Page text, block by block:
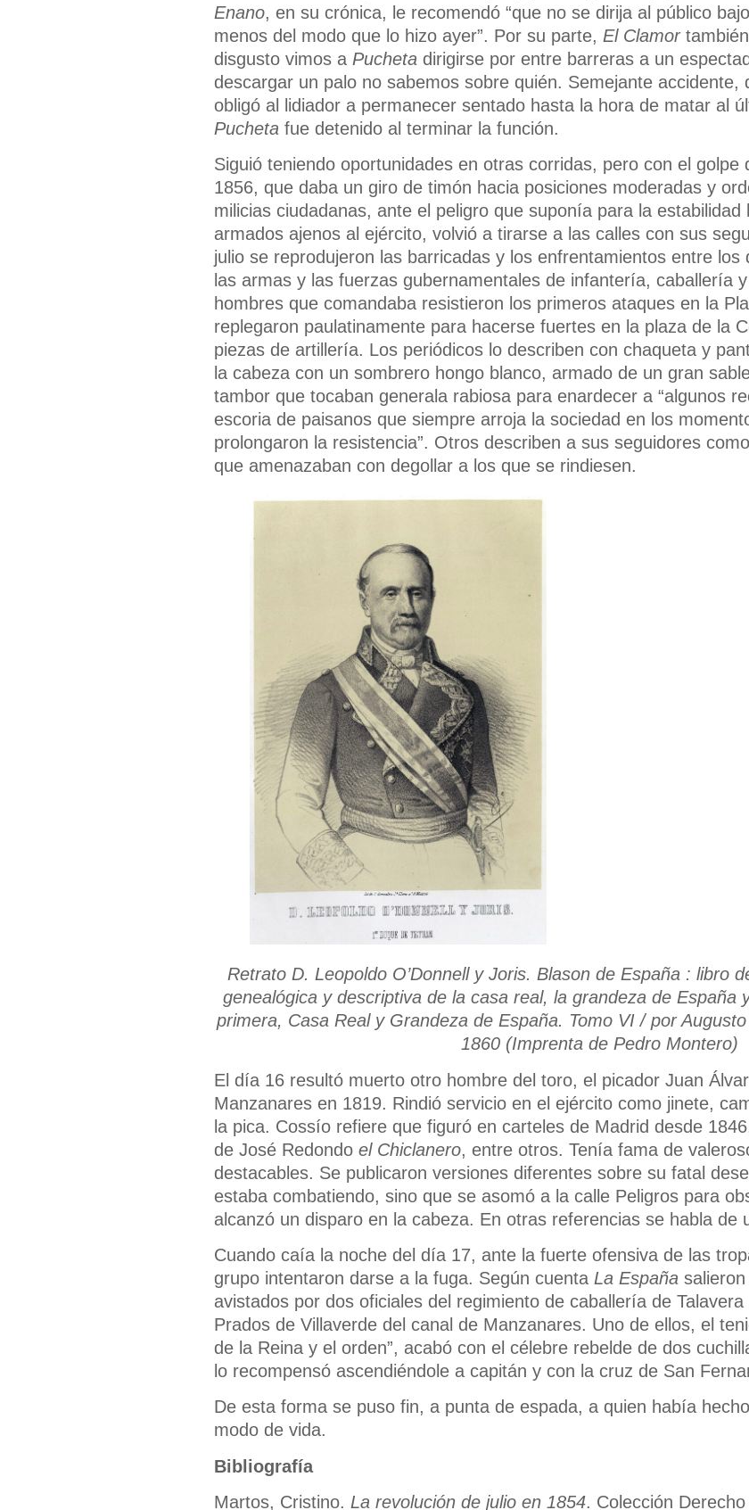
Enano, en su crónica, le recomendó “que no se dirija al público
menos del modo que lo hizo ayer”. Por su parte, El Clamortambién
disgusto vimos a Pucheta dirigirse por entre barreras a un
descargar un palo no sabemos sobre quién. Semejante accidente,
obligó al lidiador a permanecer sentado hasta la hora de matar al
Pucheta fue detenido al terminar la función.
Siguió teniendo oportunidades en otras corridas, pero con el golpe
1856, que daba un giro de timón hacia posiciones moderadas y
milicias ciudadanas, ante el peligro que suponía para la
armados ajenos al ejército, volvió a tirarse a las calles con sus
julio se reprodujeron las barricadas y los enfrentamientos entre
las armas y las fuerzas gubernamentales de infantería, caballería
hombres que comandaba resistieron los primeros ataques en la
replegaron paulatinamente para hacerse fuertes en la plaza de la
piezas de artillería. Los periódicos lo describen con chaqueta y
la cabeza con un sombrero hongo blanco, armado de un gran
tambor que tocaban generala rabiosa para enardecer a “algunos
escoria de paisanos que siempre arroja la sociedad en los
prolongaron la resistencia”. Otros describen a sus seguidores
que amenazaban con degollar a los que se rindiesen.
Retrato D. Leopoldo O’Donnell y Joris. Blason de España : libro
genealógica y descriptiva de la casa real, la grandeza de España
primera, Casa Real y Grandeza de España. Tomo VI / por
1860 (Imprenta de Pedro Montero)
El día 16 resultó muerto otro hombre del toro, el picador Juan
Manzanares en 1819. Rindió servicio en el ejército como jinete,
la pica. Cossío refiere que figuró en carteles de Madrid desde
de José Redondo el Chiclanero, entre otros. Tenía fama de
destacables. Se publicaron versiones diferentes sobre su fatal
estaba combatiendo, sino que se asomó a la calle Peligros para
alcanzó un disparo en la cabeza. En otras referencias se habla de
Cuando caía la noche del día 17, ante la fuerte ofensiva de las
grupo intentaron darse a la fuga. Según cuenta La España
avistados por dos oficiales del regimiento de caballería de
Prados de Villaverde del canal de Manzanares. Uno de ellos, el
de la Reina y el orden”, acabó con el célebre rebelde de dos
lo recompensó ascendiéndole a capitán y con la cruz de San
De esta forma se puso fin, a punta de espada, a quien había
modo de vida.
Bibliografía
Martos, Cristino. La revolución de julio en 1854. Colección